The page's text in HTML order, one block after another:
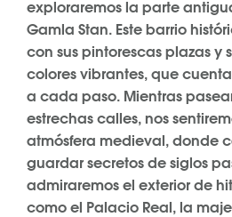
exploraremos la parte
Gamla Stan. Este barrio
con sus pintorescas plazas y
colores vibrantes, que
a cada paso. Mientras
estrechas calles, nos
atmósfera medieval, donde
guardar secretos de siglos
admiraremos el exterior de
como el Palacio Real, la